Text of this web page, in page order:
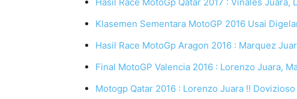
Klasemen Sementara MotoGP 2016 Usai
Hasil Race MotoGp Aragon 2016 : Marquez
Final MotoGP Valencia 2016 : Lorenzo Juara,
Motogp Qatar 2016 : Lorenzo Juara !!